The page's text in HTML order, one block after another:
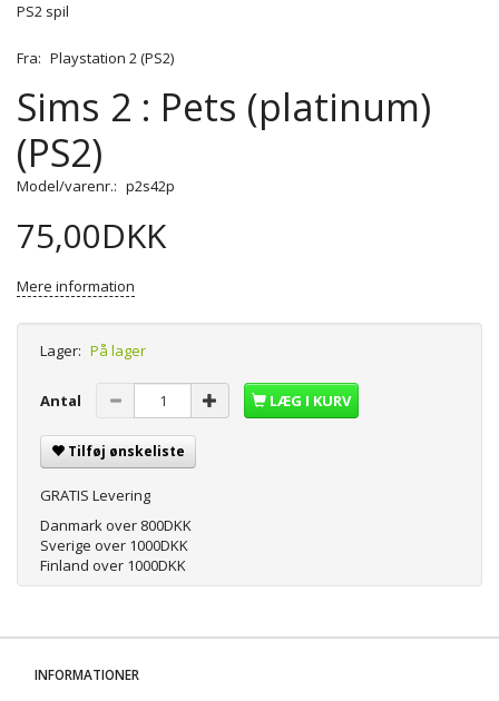
PS2 spil
Fra: Playstation 2 (PS2)
Sims 2 : Pets (platinum)
(PS2)
Model/varenr.: p2s42p
75,00DKK
Mere information
Lager: På lager
Antal LÆG I KURV
Tilføj ønskeliste
GRATIS Levering
Danmark over 800DKK
Sverige over 1000DKK
Finland over 1000DKK
INFORMATIONER